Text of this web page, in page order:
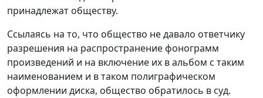
принадлежат обществу.
Ссылаясь на то, что общество не давало ответчику
разрешения на распространение фонограмм
произведений и на включение их в альбом с таким
наименованием и в таком полиграфическом
оформлении диска, общество обратилось в суд.